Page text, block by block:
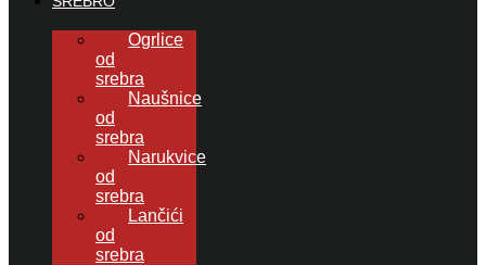
Ogrlice
od
srebra
Naušnice
od
srebra
Narukvice
od
srebra
Lančići
od
srebra